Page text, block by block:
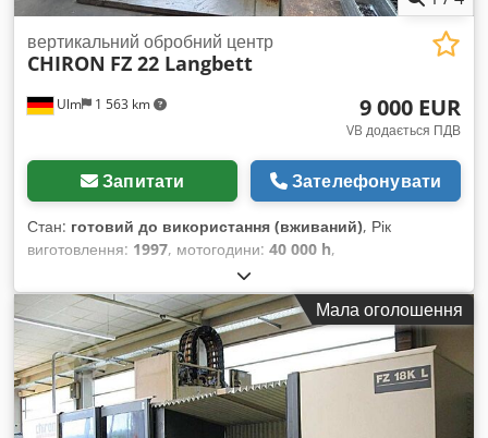
Ulm 1 563 km
вертикальний обробний центр
CHIRON FZ 22 Langbett
9 000 EUR
VB додається ПДВ
Запитати Зателефонувати
Стан: готовий до використання (вживаний), Рік
виготовлення: 1997, мотогодини: 40 000 h,
повністю працездатний
машини/транспортного засобу:179-49, відстань
переміщення по осі X:2 000 мм, відстань переміщення по
осі Y:520 мм, відстань переміщення осі Z: 630 мм, швидкий
хід по осі X:40 м/хв , швидке переміщення по осі Y:30 м/
хв, швидкий хід по осі Z:30 м/хв, виробник контролерів:
Fanuc OMC, загальна висота:3 040 мм
, загальна довжина:
3 920 мм, загальна ширина: 2 400 мм , ширина столу:
550
Мала оголошення